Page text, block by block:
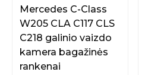
Mercedes C-Class
W205 CLA C117 CLS
C218 galinio vaizdo
kamera bagažinės
rankenai